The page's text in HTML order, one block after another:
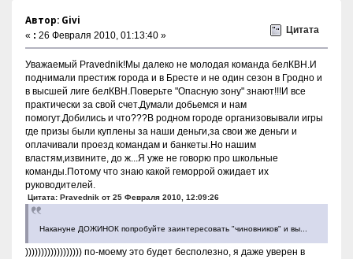
Автор: Givi
« : 26 Февраля 2010, 01:13:40 »
Цитата
Уважаемый Pravednik!Мы далеко не молодая команда белКВН.И
поднимали престиж города и в Бресте и не один сезон в Гродно и
в высшей лиге белКВН.Поверьте "Опасную зону" знают!!!И все
практически за свой счет.Думали добьемся и нам
помогут.Добились и что???В родном городе организовывали игры
где призы были куплены за наши деньги,за свои же деньги и
оплачивали проезд командам и банкеты.Но нашим
властям,извините, до ж...Я уже не говорю про школьные
команды.Потому что знаю какой геморрой ожидает их
руководителей.
Цитата: Pravednik от 25 Февраля 2010, 12:09:26
Накануне ДОЖИНОК попробуйте заинтересовать "чиновников" и вы...
)))))))))))))))))) по-моему это будет бесполезно, я даже уверен в